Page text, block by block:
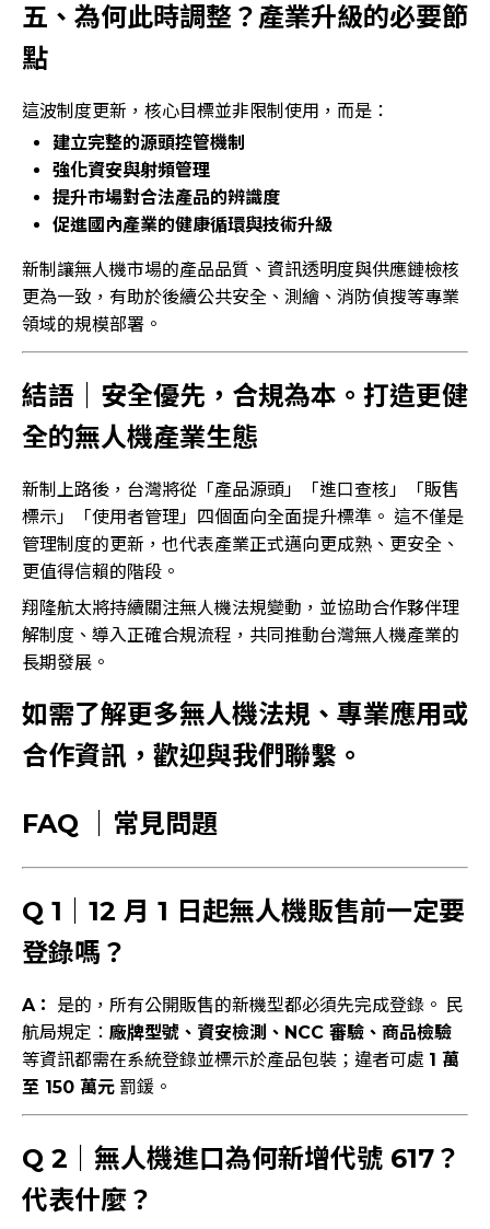
五、為何此時調整？產業升級的必要節
點
這波制度更新，核心目標並非限制使用，而是：
建立完整的源頭控管機制
強化資安與射頻管理
提升市場對合法產品的辨識度
促進國內產業的健康循環與技術升級
新制讓無人機市場的產品品質、資訊透明度與供應鏈檢核
更為一致，有助於後續公共安全、測繪、消防偵搜等專業
領域的規模部署。
結語｜安全優先，合規為本。打造更健
全的無人機產業生態
新制上路後，台灣將從「產品源頭」「進口查核」「販售
標示」「使用者管理」四個面向全面提升標準。 這不僅是
管理制度的更新，也代表產業正式邁向更成熟、更安全、
更值得信賴的階段。
翔隆航太將持續關注無人機法規變動，並協助合作夥伴理
解制度、導入正確合規流程，共同推動台灣無人機產業的
長期發展。
如需了解更多無人機法規、專業應用或
合作資訊，歡迎與我們聯繫。
FAQ ｜常見問題
Q 1｜12 月 1 日起無人機販售前一定要
登錄嗎？
A：
是的，所有公開販售的新機型都必須先完成登錄。 民
航局規定： 廠牌型號、資安檢測、NCC 審驗、商品檢驗
等資訊都需在系統登錄並標示於產品包裝；違者可處 1 萬
至 150 萬元 罰鍰。
Q 2｜無人機進口為何新增代號 617？
代表什麼？